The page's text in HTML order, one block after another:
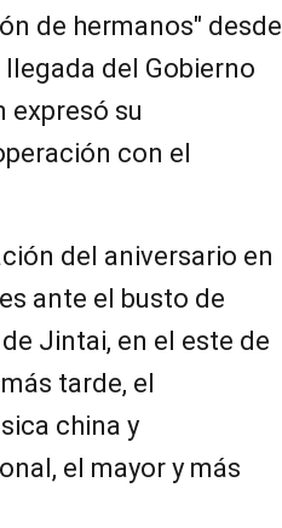
de hermanos" desde
del Gobierno
expresó su
con el
del aniversario en
ante el busto de
Jintai, en el este de
tarde, el
china y
el mayor y más